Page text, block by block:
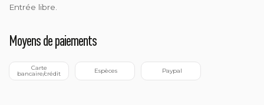
Entrée libre.
Moyens de paiements
bancaire/crédit Espèces Paypal